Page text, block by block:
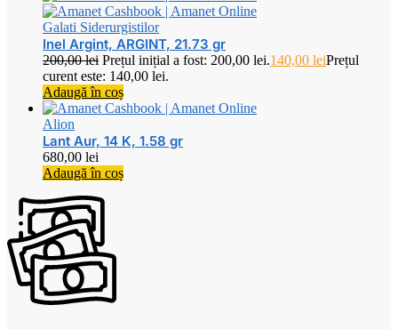
Galati Siderurgistilor
Inel Argint, ARGINT, 21.73 gr
200,00lei Prețul inițial a fost: 200,00 lei.140,00 leiPrețul
curent este: 140,00 lei.
Adaugă în coș
Alion
Lant Aur, 14 K, 1.58 gr
680,00 lei
Adaugă în coș